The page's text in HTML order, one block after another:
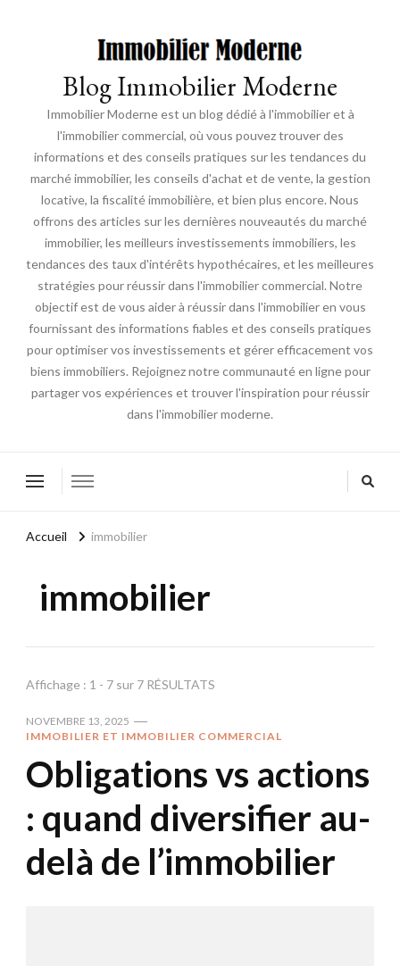
Blog Immobilier Moderne
Immobilier Moderne est un blog dédié à l'immobilier et à
l'immobilier commercial, où vous pouvez trouver des
informations et des conseils pratiques sur les tendances du
marché immobilier, les conseils d'achat et de vente, la gestion
locative, la fiscalité immobilière, et bien plus encore. Nous
offrons des articles sur les dernières nouveautés du marché
immobilier, les meilleurs investissements immobiliers, les
tendances des taux d'intérêts hypothécaires, et les meilleures
stratégies pour réussir dans l'immobilier commercial. Notre
objectif est de vous aider à réussir dans l'immobilier en vous
fournissant des informations fiables et des conseils pratiques
pour optimiser vos investissements et gérer efficacement vos
biens immobiliers. Rejoignez notre communauté en ligne pour
partager vos expériences et trouver l'inspiration pour réussir
dans l'immobilier moderne.
Accueil immobilier
immobilier
Affichage : 1 - 7 sur 7 RÉSULTATS
NOVEMBRE 13, 2025
IMMOBILIER ET IMMOBILIER COMMERCIAL
Obligations vs actions
: quand diversifier au-
delà de l’immobilier